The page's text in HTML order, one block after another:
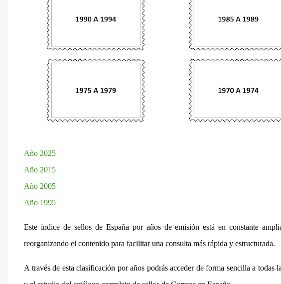
Año 2025
Año 2015
Año 2005
Año 1995
Este índice de sellos de España por años de emisión está en constante
reorganizando el contenido para facilitar una consulta más rápida y estructurada.
A través de esta clasificación por años podrás acceder de forma sencilla a todas